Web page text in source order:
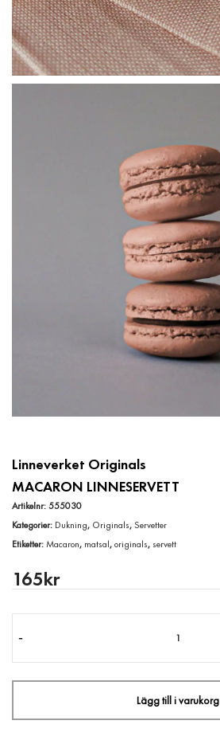
Linneverket Originals
MACARON LINNESERVETT
Artikelnr:555030
Kategorier: Dukning, Originals,Servetter
Etiketter:Macaron, matsal,originals, servett
165kr
-
Lägg till i varukorg